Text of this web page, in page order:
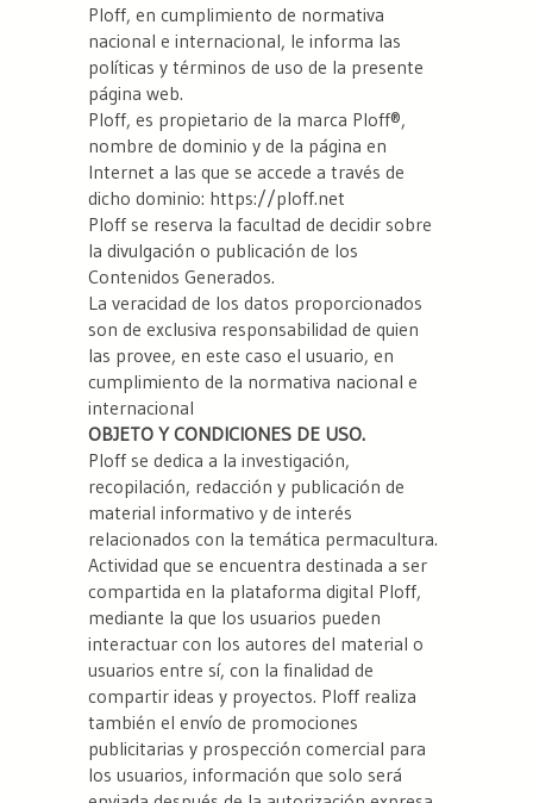
Ploff, en cumplimiento de normativa
nacional e internacional, le informa las
políticas y términos de uso de la presente
página web.
Ploff, es propietario de la marca Ploff®,
nombre de dominio y de la página en
Internet a las que se accede a través de
dicho dominio: https://ploff.net
Ploff se reserva la facultad de decidir sobre
la divulgación o publicación de los
Contenidos Generados.
La veracidad de los datos proporcionados
son de exclusiva responsabilidad de quien
las provee, en este caso el usuario, en
cumplimiento de la normativa nacional e
internacional
OBJETO Y CONDICIONES DE USO.
Ploff se dedica a la investigación,
recopilación, redacción y publicación de
material informativo y de interés
relacionados con la temática permacultura.
Actividad que se encuentra destinada a ser
compartida en la plataforma digital Ploff,
mediante la que los usuarios pueden
interactuar con los autores del material o
usuarios entre sí, con la finalidad de
compartir ideas y proyectos. Ploff realiza
también el envío de promociones
publicitarias y prospección comercial para
los usuarios, información que solo será